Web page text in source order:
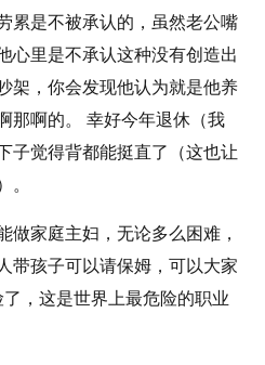
累是不被承认的，虽然老公嘴
心里是不承认这种没有创造出
架，你会发现他认为就是他养
那啊的。 幸好今年退休（我
子觉得背都能挺直了（这也让
。
做家庭主妇，无论多么困难，
带孩子可以请保姆，可以大家
，这是世界上最危险的职业